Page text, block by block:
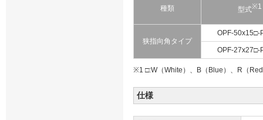
種類 型式※1
狭指向角タイプ
OPF-50x15□-
OPF-27x27□-
※1 □:W（White）、B（Blue）、R（
仕様